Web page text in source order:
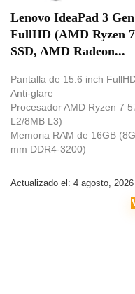
Lenovo IdeaPad 3
FullHD (AMD Ryzen
SSD, AMD Radeon...
Pantalla de 15.6 inch
Anti-glare
Procesador AMD Ryzen 7
L2/8MB L3)
Memoria RAM de 16GB
mm DDR4-3200)
Actualizado el: 4 agosto,